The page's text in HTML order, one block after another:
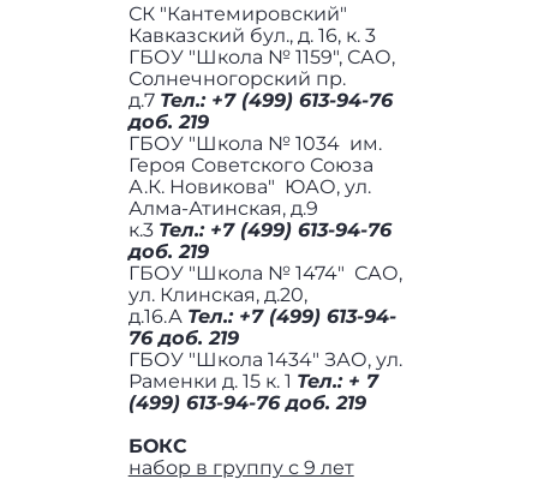
СК "Кантемировский"
Кавказский бул., д. 16, к. 3
ГБОУ "Школа № 1159", САО,
Солнечногорский пр.
д.7 Тел.: +7 (499) 613-94-76
доб. 219
ГБОУ "Школа № 1034 им.
Героя Советского Союза
А.К. Новикова" ЮАО, ул.
Алма-Атинская, д.9
к.3 Тел.: +7 (499) 613-94-76
доб. 219
ГБОУ "Школа № 1474" САО,
ул. Клинская, д.20,
д.16.А Тел.: +7 (499) 613-94-
76 доб. 219
ГБОУ "Школа 1434" ЗАО, ул.
Раменки д. 15 к. 1 Тел.: + 7
(499) 613-94-76 доб. 219
БОКС
набор в группу с 9 лет